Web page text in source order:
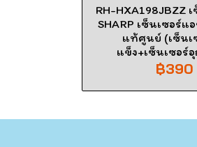
RH-HXA198JBZZ
SHARP เซ็นเซอร์แ
แท้ศูนย์ (เซ็นเ
แข็ง+เซ็นเซอร์
฿390